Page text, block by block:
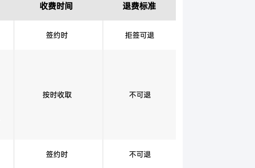
收费时间 退费标准
签约时 拒签可退
按时收取 不可退
签约时 不可退